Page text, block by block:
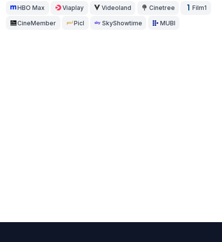
HBO Max Viaplay Videoland Cinetree Film1
CineMember Picl SkyShowtime MUBI